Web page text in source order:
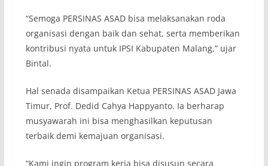
“Semoga PERSINAS ASAD bisa melaksanakan roda
organisasi dengan baik dan sehat, serta memberikan
kontribusi nyata untuk IPSI Kabupaten Malang,” ujar
Bintal.
Hal senada disampaikan Ketua PERSINAS ASAD Jawa
Timur, Prof. Dedid Cahya Happyanto. Ia berharap
musyawarah ini bisa menghasilkan keputusan
terbaik demi kemajuan organisasi.
“Kami ingin program kerja bisa disusun secara